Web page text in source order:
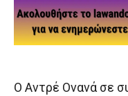
Ο Αντρέ Ονανά σε